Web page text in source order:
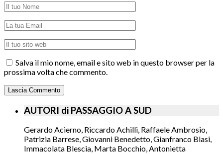
Salva il mio nome, email e sito web in questo browser per la
prossima volta che commento.
AUTORI di PASSAGGIO A SUD
Gerardo Acierno, Riccardo Achilli, Raffaele Ambrosio,
Patrizia Barrese, Giovanni Benedetto, Gianfranco Blasi,
Immacolata Blescia, Marta Bocchio, Antonietta